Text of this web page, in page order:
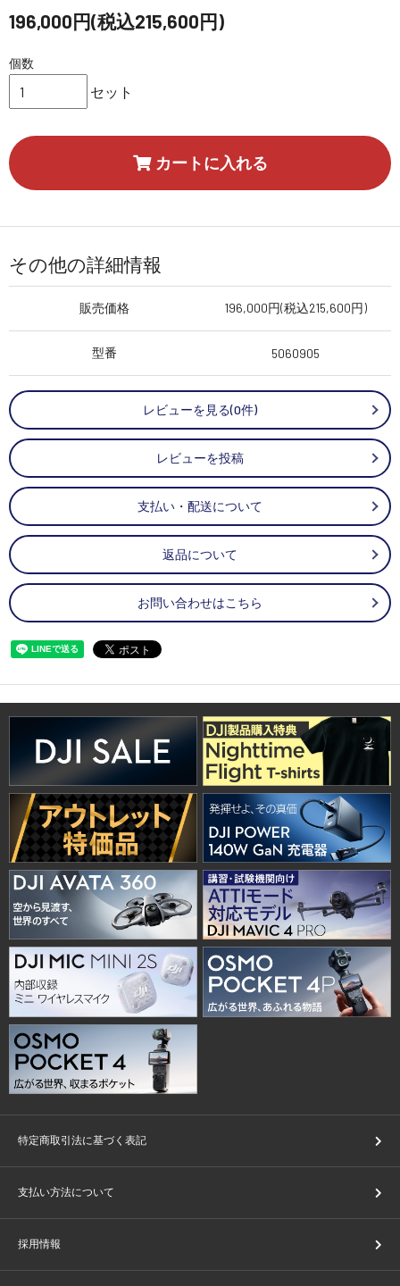
196,000円(税込215,600円)
個数
セット
カートに入れる
その他の詳細情報
販売価格 196,000円(税込215,600円)
型番 5060905
レビューを見る(0件)
レビューを投稿
支払い・配送について
返品について
お問い合わせはこちら
特定商取引法に基づく表記
支払い方法について
採用情報